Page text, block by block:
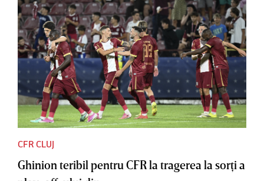
CFR CLUJ
Ghinion teribil pentru CFR la tragerea la sorţi a